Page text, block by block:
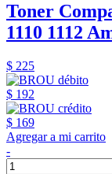
Toner
1110 1112
$ 225
$ 192
$ 169
Agregar a mi carrito
-